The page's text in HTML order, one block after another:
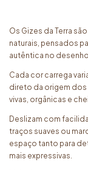
Os Gizes da Terra
naturais, pensados
autêntica no
Cada cor carrega
direto da origem dos
vivas, orgânicas e
Deslizam com
traços suaves ou
espaço tanto para
mais expressivas.